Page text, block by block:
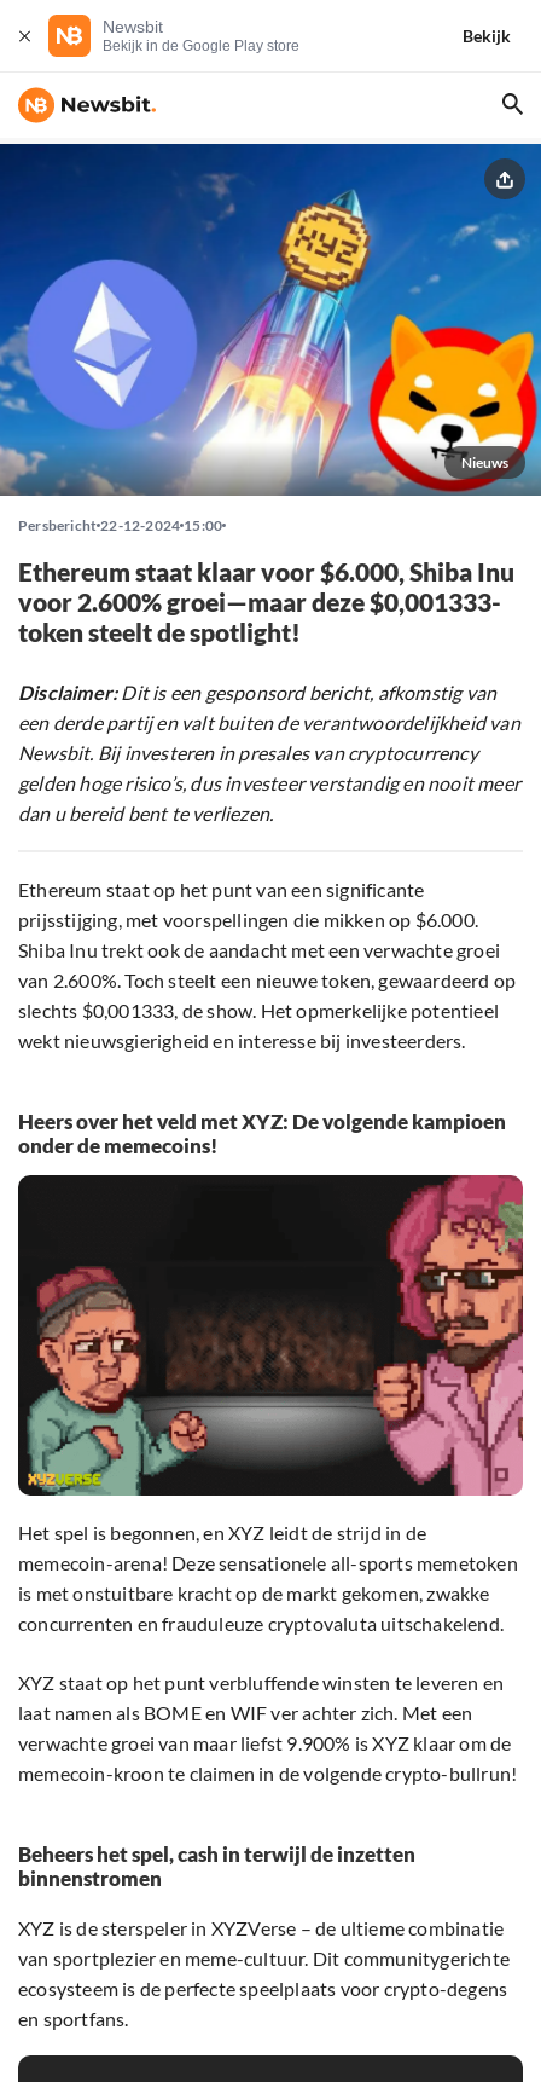
Newsbit
Bekijk in de Google Play store
Bekijk
Nieuws
Persbericht 22-12-2024 15:00
Ethereum staat klaar voor $6.000, Shiba Inu
voor 2.600% groei—maar deze $0,001333-
token steelt de spotlight!
Disclaimer:Dit is een gesponsord bericht, afkomstig van
een derde partij en valt buiten de verantwoordelijkheid van
Newsbit. Bij investeren in presales van cryptocurrency
gelden hoge risico’s, dus investeer verstandig en nooit meer
dan u bereid bent te verliezen.
Ethereum staat op het punt van een significante
prijsstijging, met voorspellingen die mikken op $6.000.
Shiba Inu trekt ook de aandacht met een verwachte groei
van 2.600%. Toch steelt een nieuwe token, gewaardeerd op
slechts $0,001333, de show. Het opmerkelijke potentieel
wekt nieuwsgierigheid en interesse bij investeerders.
Heers over het veld met XYZ: De volgende kampioen
onder de memecoins!
Het spel is begonnen, en XYZ leidt de strijd in de
memecoin-arena! Deze sensationele all-sports memetoken
is met onstuitbare kracht op de markt gekomen, zwakke
concurrenten en frauduleuze cryptovaluta uitschakelend.
XYZ staat op het punt verbluffende winsten te leveren en
laat namen als BOME en WIF ver achter zich. Met een
verwachte groei van maar liefst 9.900% is XYZ klaar om de
memecoin-kroon te claimen in de volgende crypto-bullrun!
Beheers het spel, cash in terwijl de inzetten
binnenstromen
XYZ is de sterspeler in XYZVerse – de ultieme combinatie
van sportplezier en meme-cultuur. Dit communitygerichte
ecosysteem is de perfecte speelplaats voor crypto-degens
en sportfans.